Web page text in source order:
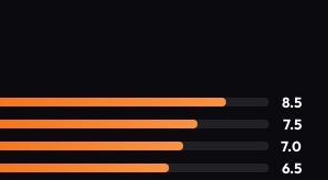
8.5
7.5
7.0
6.5